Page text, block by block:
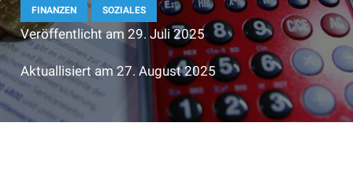
FINANZEN SOZIALES
Veröffentlicht am 29. Juli 2025
Aktuallisiert am27. August 2025